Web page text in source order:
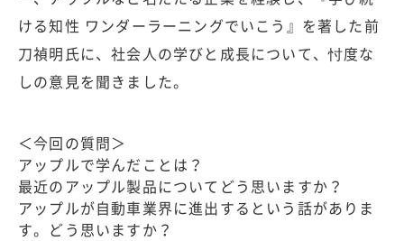
ける知性 ワンダーラーニングでいこう』を著した前
刀禎明氏に、社会人の学びと成長について、忖度な
しの意見を聞きました。
＜今回の質問＞
アップルで学んだことは？
最近のアップル製品についてどう思いますか？
アップルが自動車業界に進出するという話がありま
す。どう思いますか？